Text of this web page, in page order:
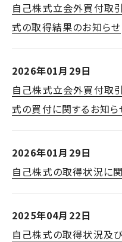
自己株式立会外買付取
式の取得結果のお知らせ
2026年01月29日
自己株式立会外買付取
式の買付に関するお知ら
2026年01月29日
自己株式の取得状況に
2025年04月22日
自己株式の取得状況及